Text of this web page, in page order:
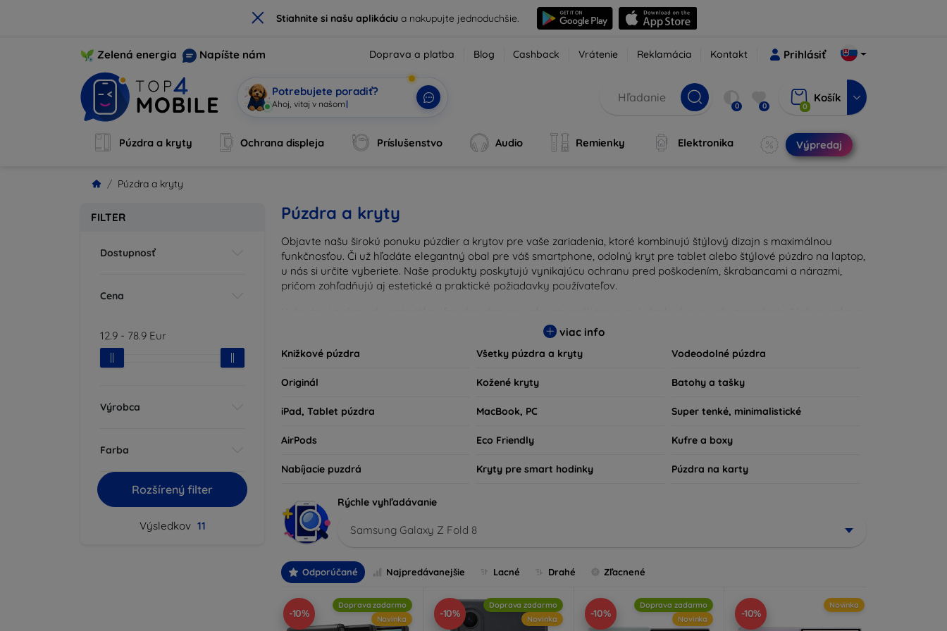
× Stiahnite si našu aplikáciua nakupujte jednoduchšie.
Zelená energia Napíšte nám Doprava a platba Blog Cashback Vrátenie Reklamácia Kontakt Prihlásiť
Potrebujete poradiť?
Som Mo| 0 0 0
Košík
Púzdra a kryty Ochrana displeja Príslušenstvo Audio Remienky Elektronika Výpredaj
Púzdra a kryty
FILTER
Dostupnosť
Cena
12.9 - 78.9 Eur
Výrobca
Farba
Rozšírený filter
Výsledkov 11
Púzdra a kryty
Objavte našu širokú ponuku púzdier a krytov pre vaše zariadenia, ktoré kombinujú štýlový dizajn s maximálnou
funkčnosťou. Či už hľadáte elegantný obal pre váš smartphone, odolný kryt pre tablet alebo štýlové púzdro na laptop,
u nás si určite vyberiete. Naše produkty poskytujú vynikajúcu ochranu pred poškodením, škrabancami a nárazmi,
pričom zohľadňujú aj estetické a praktické požiadavky používateľov.
kryty sú nielen praktické, ale aj módne, takže sa stanú neoddeliteľnou súčasťou vášho každodenného outfitu. Pre
milovníkov technológií alebo tých, ktorí chcú len ochrániť svoju investíciu, sme tu práve pre vás.
viac info
Knižkové púzdra Všetky púzdra a kryty Vodeodolné púzdra
Originál Kožené kryty Batohy a tašky
iPad, Tablet púzdra MacBook, PC Super tenké, minimalistické
AirPods Eco Friendly Kufre a boxy
Nabíjacie puzdrá Kryty pre smart hodinky Púzdra na karty
Rýchle vyhľadávanie
Samsung Galaxy Z Fold 8
Odporúčané Najpredávanejšie Lacné Drahé Zľacnené
-10%
Doprava zadarmo
Novinka
-10%
Doprava zadarmo
Novinka
-10%
Doprava zadarmo
Novinka
-10%
Novinka